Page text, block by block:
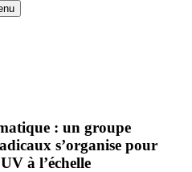
: un groupe
s’organise pour
à l’échelle